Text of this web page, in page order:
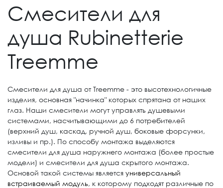
Смесители для
душа Rubinetterie
Treemme
Смесители для душа от Treemme - это высотехнологичные
изделия, основная "начинка" которых спрятана от наших
глаз. Наши смесители могут управлять душевыми
системами, насчитывающими до 6 потребителей
(верхний душ, каскад, ручной душ, боковые форсунки,
изливы и пр.). По способу монтажа выделяются
смесители для душа наружнего монтажа (более простые
модели) и смесители для душа скрытого монтажа.
Основой такой системы является универсальный
встраиваемый модуль, к которому подходят различные по